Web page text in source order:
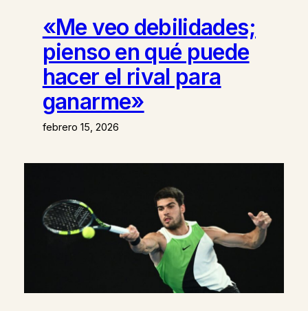
«Me veo debilidades;
pienso en qué puede
hacer el rival para
ganarme»
febrero 15, 2026